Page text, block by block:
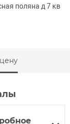
поляна д 7 кв